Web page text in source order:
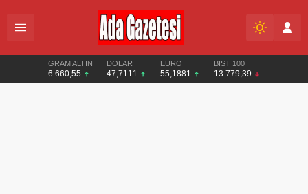
GRAM ALTIN
6.660,55
DOLAR
47,7111
EURO
55,1881
BIST 100
13.779,39